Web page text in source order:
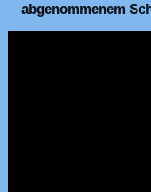
abgenommenem